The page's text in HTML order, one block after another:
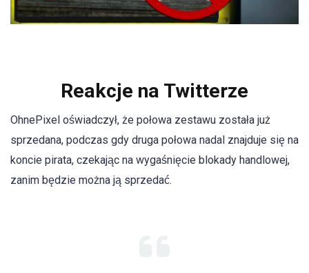
Reakcje na Twitterze
OhnePixel oświadczył, że połowa zestawu została już
sprzedana, podczas gdy druga połowa nadal znajduje się na
koncie pirata, czekając na wygaśnięcie blokady handlowej,
zanim będzie można ją sprzedać.